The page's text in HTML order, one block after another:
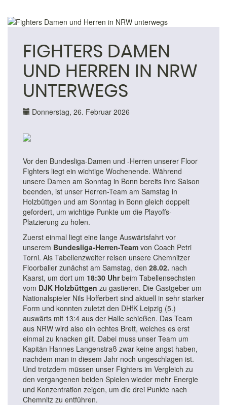
FIGHTERS DAMEN
UND HERREN IN NRW
UNTERWEGS
Donnerstag, 26. Februar 2026
Vor den Bundesliga-Damen und -Herren unserer Floor
Fighters liegt ein wichtige Wochenende. Während
unsere Damen am Sonntag in Bonn bereits ihre Saison
beenden, ist unser Herren-Team am Samstag in
Holzbüttgen und am Sonntag in Bonn gleich doppelt
gefordert, um wichtige Punkte um die Playoffs-
Platzierung zu holen.
Zuerst einmal liegt eine lange Auswärtsfahrt vor
unserem Bundesliga-Herren-Team von Coach Petri
Torni. Als Tabellenzweiter reisen unsere Chemnitzer
Floorballer zunächst am Samstag, den 28.02. nach
Kaarst, um dort um 18:30 Uhrbeim Tabellensechsten
vom DJK Holzbüttgen zu gastieren. Die Gastgeber um
Nationalspieler Nils Hofferbert sind aktuell in sehr starker
Form und konnten zuletzt den DHfK Leipzig (5.)
auswärts mit 13:4 aus der Halle schießen. Das Team
aus NRW wird also ein echtes Brett, welches es erst
einmal zu knacken gilt. Dabei muss unser Team um
Kapitän Hannes Langenstraß zwar keine angst haben,
nachdem man in diesem Jahr noch ungeschlagen ist.
Und trotzdem müssen unser Fighters im Vergleich zu
den vergangenen beiden Spielen wieder mehr Energie
und Konzentration zeigen, um die drei Punkte nach
Chemnitz zu entführen.